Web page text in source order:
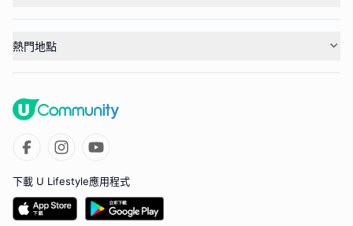
熱門地點
下載 U Lifestyle應用程式